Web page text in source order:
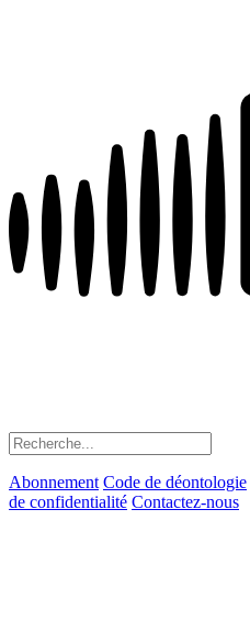
Abonnement Code de déontologie
de confidentialité Contactez-nous